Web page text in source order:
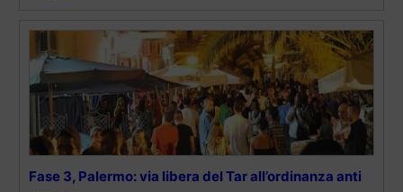
Fase 3, Palermo: via libera del Tar all’ordinanza anti